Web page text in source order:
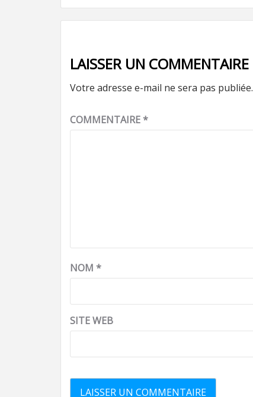
LAISSER UN COMMENTAIRE
Votre adresse e-mail ne sera pas publiée.
COMMENTAIRE*
NOM *
SITE WEB